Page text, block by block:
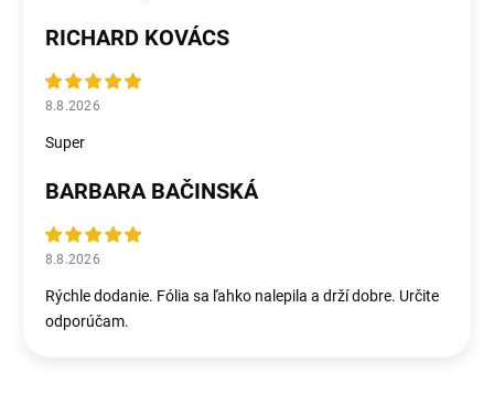
RICHARD KOVÁCS
8.8.2026
Super
BARBARA BAČINSKÁ
8.8.2026
Rýchle dodanie. Fólia sa ľahko nalepila a drží dobre. Určite
odporúčam.